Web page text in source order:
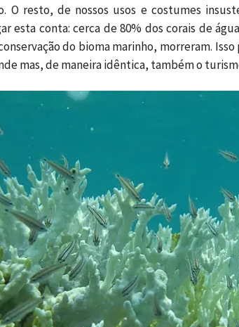
O resto, de nossos usos e costumes
esta conta: cerca de 80% dos corais de
do bioma marinho, morreram. Isso
mas, de maneira idêntica, também o